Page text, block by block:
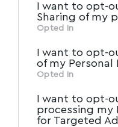
of downstream
information may
Participantsthat
other third parties.
I want to opt-
Sharing of my
Opted In
I want to opt-
of my Personal
Opted In
I want to opt-
processing my
for Targeted